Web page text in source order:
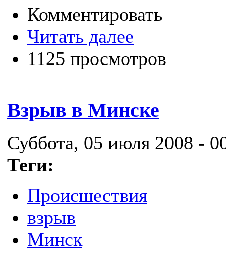
Комментировать
Читать далее
1125 просмотров
Взрыв в Минске
Суббота, 05 июля 2008 -
Теги:
Происшествия
взрыв
Минск